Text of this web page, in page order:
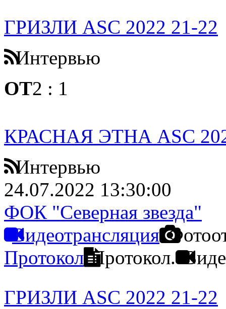
ГРИЗЛИ ASC 2022 21-22
Интервью
ОТ2 : 1
КРАСНАЯ ЭТНА ASC
Интервью
24.07.2022 13:30:00
ФОК "Северная звезда"
Видеотрансляция
Протокол Протокол.
ГРИЗЛИ ASC 2022 21-22